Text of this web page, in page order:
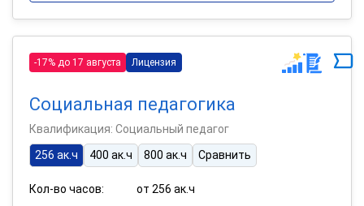
-17% до 17 августа Лицензия
Социальная педагогика
Квалификация: Социальный педагог
256 ак.ч
400 ак.ч 800 ак.ч Сравнить
Кол-во часов:
от 256 ак.ч